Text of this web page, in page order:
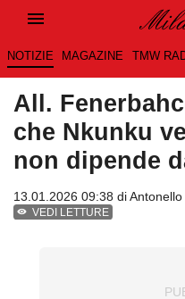
NOTIZIE MAGAZINE TMW
All.
che Nkunku
non dipende
13.01.2026 09:38 diAntonello
VEDI LETTURE